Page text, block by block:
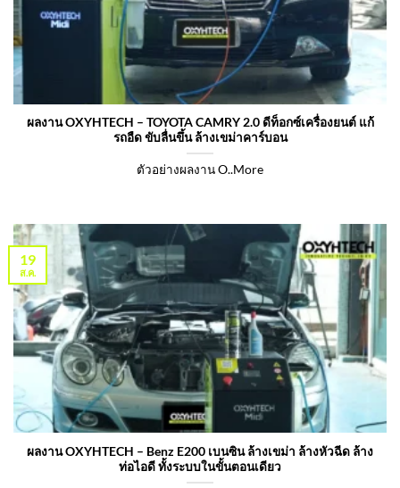
ผลงาน OXYHTECH – TOYOTA CAMRY 2.0 ดีท็อกซ์เครื่องยนต์ แก้
รถอืด ขับลื่นขึ้น ล้างเขม่าคาร์บอน
ตัวอย่างผลงาน O..More
ผลงาน OXYHTECH – Benz E200 เบนซิน ล้างเขม่า ล้างหัวฉีด ล้าง
ท่อไอดี ทั้งระบบในขั้นตอนเดียว
19
ส.ค.